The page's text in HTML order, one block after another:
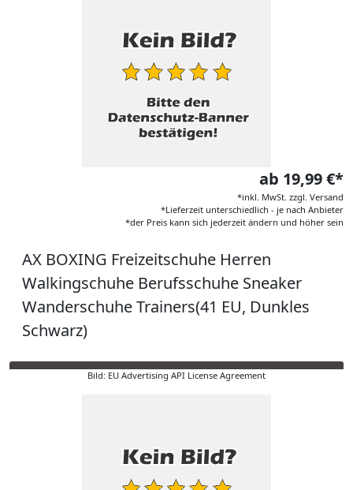
ab 19,99 €*
*inkl. MwSt. zzgl. Versand
*Lieferzeit unterschiedlich - je nach Anbieter
*der Preis kann sich jederzeit ändern und höher sein
AX BOXING Freizeitschuhe Herren
Walkingschuhe Berufsschuhe Sneaker
Wanderschuhe Trainers(41 EU, Dunkles
Schwarz)
Bild: EU Advertising API License Agreement